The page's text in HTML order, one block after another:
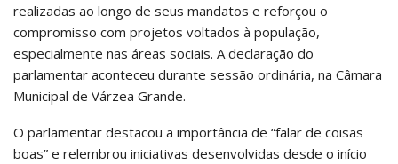
realizadas ao longo de seus mandatos e reforçou o
compromisso com projetos voltados à população,
especialmente nas áreas sociais. A declaração do
parlamentar aconteceu durante sessão ordinária, na Câmara
Municipal de Várzea Grande.
O parlamentar destacou a importância de “falar de coisas
boas” e relembrou iniciativas desenvolvidas desde o início